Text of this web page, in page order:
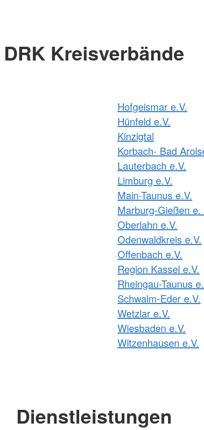
DRK Kreisverbände
Hofgeismar e.V.
Hünfeld e.V.
Kinzigtal
Korbach- Bad
Lauterbach e.V.
Limburg e.V.
Main-Taunus e.V.
Marburg-Gießen e.
Oberlahn e.V.
Odenwaldkreis e.V.
Offenbach e.V.
Region Kassel e.V.
Rheingau-Taunus
Schwalm-Eder e.V.
Wetzlar e.V.
Wiesbaden e.V.
Witzenhausen e.V.
Dienstleistungen